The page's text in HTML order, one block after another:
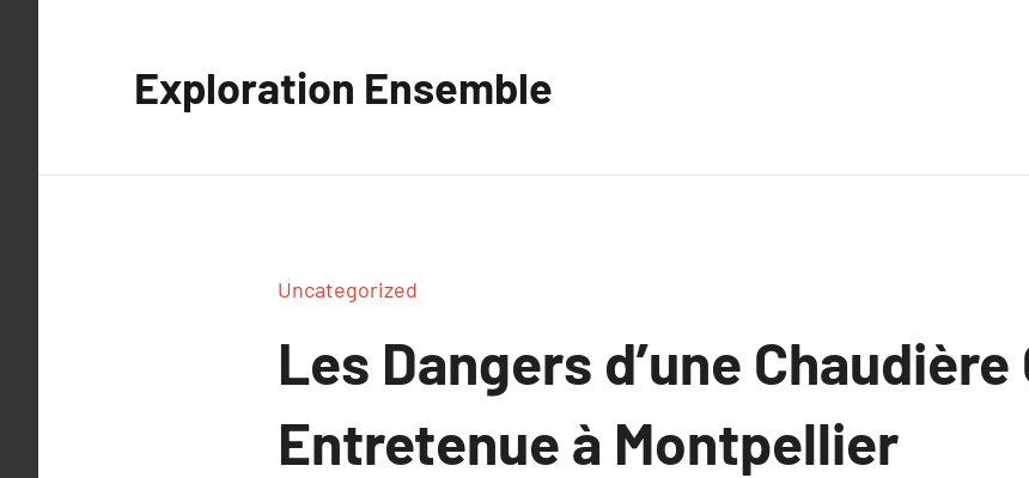
Exploration Ensemble
Uncategorized
Les Dangers d’une Chaudière
Entretenue à Montpellier